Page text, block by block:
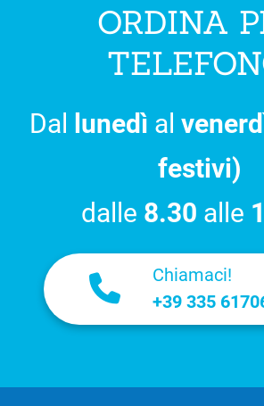
ORDINA
Dal lunedì al
festivi)
dalle 8.30 alle
Chiamaci!
+39 335